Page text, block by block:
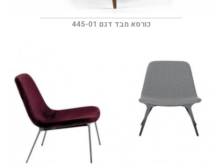
כורסא מבד דגם 445-01